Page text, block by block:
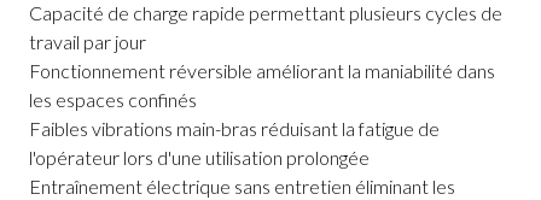
Capacité de charge rapide permettant plusieurs cycles de
travail par jour
Fonctionnement réversible améliorant la maniabilité dans
les espaces confinés
Faibles vibrations main-bras réduisant la fatigue de
l'opérateur lors d'une utilisation prolongée
Entraînement électrique sans entretien éliminant les